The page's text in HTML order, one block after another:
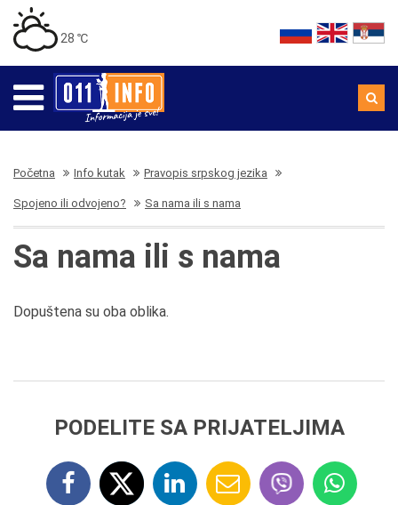
28 ℃
Početna Info kutak Pravopis srpskog jezika
Spojeno ili odvojeno? Sa nama ili s nama
Sa nama ili s nama
Dopuštena su oba oblika.
PODELITE SA PRIJATELJIMA